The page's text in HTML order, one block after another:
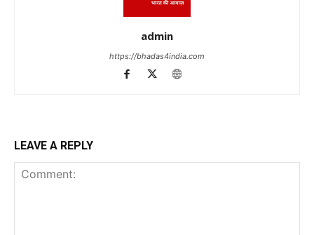
admin
https://bhadas4india.com
LEAVE A REPLY